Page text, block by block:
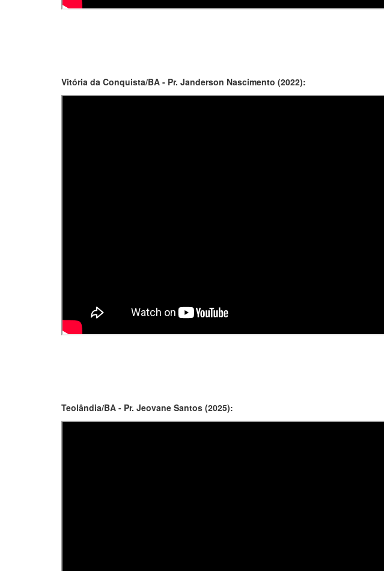
Vitória da Conquista/BA - Pr. Janderson Nascimento (2022):
Teolândia/BA - Pr. Jeovane Santos (2025):